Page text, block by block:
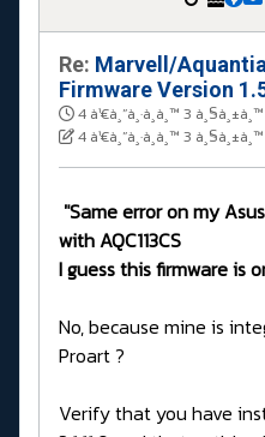
Re: Marvell/
Firmware Version
4 à¹€à¸”à¸·à¸­à¸™ 3
4 à¹€à¸”à¸·à¸­à¸™ 3
"Same error on my
with AQC113CS
I guess this firmware is
No, because mine is
Proart ?
Verify that you have